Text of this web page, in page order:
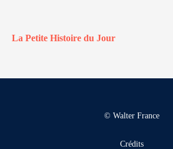
La Petite Histoire du Jour
© Walter France
Crédits